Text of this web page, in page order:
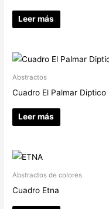
Leer más
Abstractos
Cuadro El Palmar Diptico
Leer más
Abstractos de colores
Cuadro Etna